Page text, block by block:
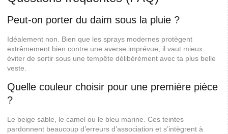
Peut-on porter du daim sous la pluie ?
Idéalement non. Bien que les sprays modernes protègent
extrêmement bien contre une averse imprévue, il vaut mieux
éviter de sortir sous une tempête délibérément avec ta plus belle
veste.
Quelle couleur choisir pour une première pièce
?
Le beige sable, le camel ou le bleu marine. Ces teintes
pardonnent beaucoup d’erreurs d’association et s’intègrent à